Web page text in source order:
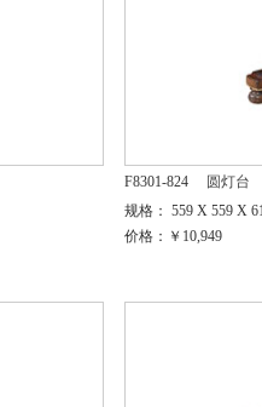
F8301-824
圆灯台
规格： 559 X 559 X
价格：￥10,949